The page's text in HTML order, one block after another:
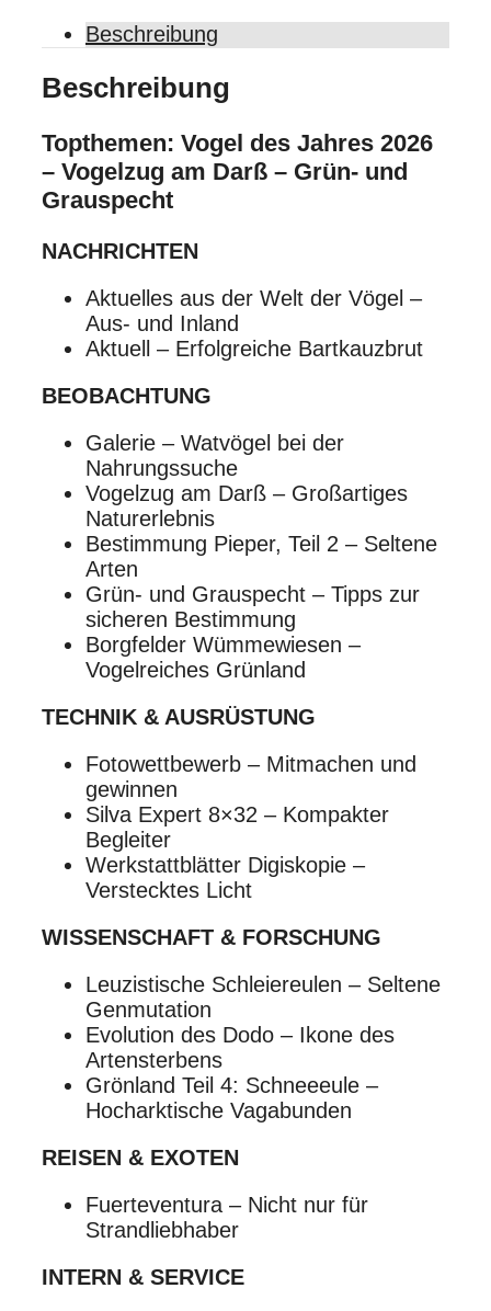
Beschreibung
Beschreibung
Topthemen: Vogel des Jahres 2026
– Vogelzug am Darß – Grün- und
Grauspecht
NACHRICHTEN
Aktuelles aus der Welt der Vögel –
Aus- und Inland
Aktuell – Erfolgreiche Bartkauzbrut
BEOBACHTUNG
Galerie – Watvögel bei der
Nahrungssuche
Vogelzug am Darß – Großartiges
Naturerlebnis
Bestimmung Pieper, Teil 2 – Seltene
Arten
Grün- und Grauspecht – Tipps zur
sicheren Bestimmung
Borgfelder Wümmewiesen –
Vogelreiches Grünland
TECHNIK & AUSRÜSTUNG
Fotowettbewerb – Mitmachen und
gewinnen
Silva Expert 8×32 – Kompakter
Begleiter
Werkstattblätter Digiskopie –
Verstecktes Licht
WISSENSCHAFT & FORSCHUNG
Leuzistische Schleiereulen – Seltene
Genmutation
Evolution des Dodo – Ikone des
Artensterbens
Grönland Teil 4: Schneeeule –
Hocharktische Vagabunden
REISEN & EXOTEN
Fuerteventura – Nicht nur für
Strandliebhaber
INTERN & SERVICE